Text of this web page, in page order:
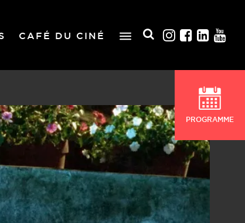
CAFÉ DU CINÉ
PROGRAMME